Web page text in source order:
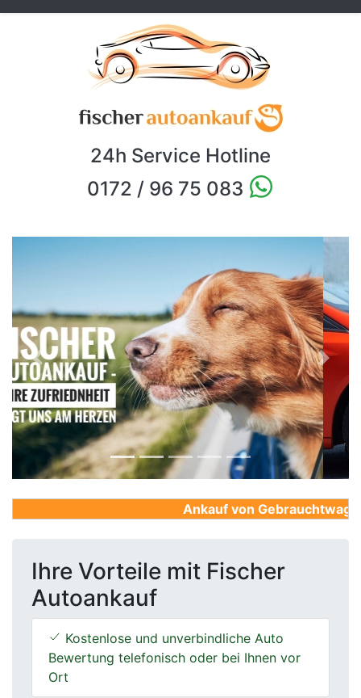
24h Service Hotline
0172 / 96 75 083
Previous Next
Ankauf von
Ihre Vorteile mit Fischer
Autoankauf
Kostenlose und unverbindliche Auto
Bewertung telefonisch oder bei Ihnen vor
Ort